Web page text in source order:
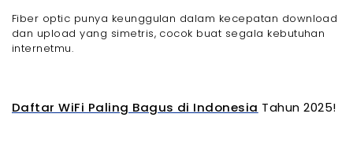
Fiber optic punya keunggulan dalam kecepatan download
dan upload yang simetris, cocok buat segala kebutuhan
internetmu.
Daftar WiFi Paling Bagus di Indonesia Tahun 2025!